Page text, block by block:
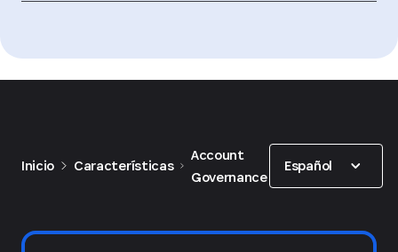
Inicio Características
Account
Governance
Español